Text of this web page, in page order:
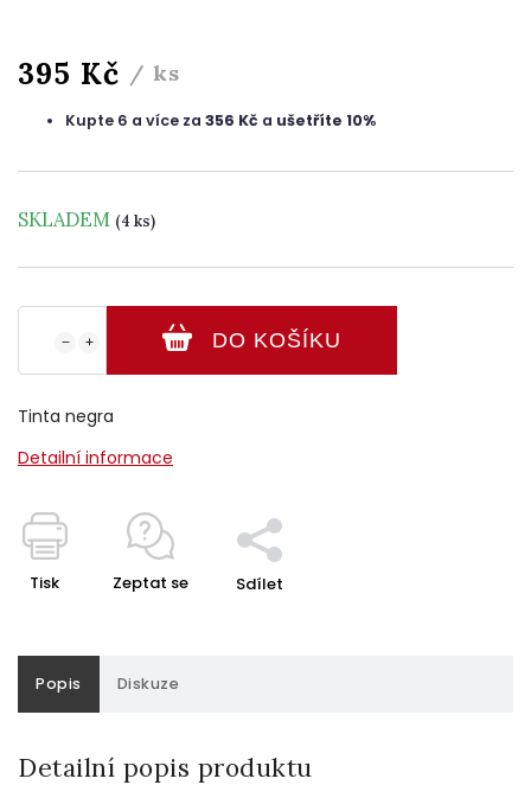
395 Kč / ks
Kupte 6 a více za 356 Kč a ušetříte 10%
SKLADEM (4 ks)
+
− DO KOŠÍKU
Tinta negra
Detailní informace
Tisk Zeptat se Sdílet
Popis Diskuze
Detailní popis produktu